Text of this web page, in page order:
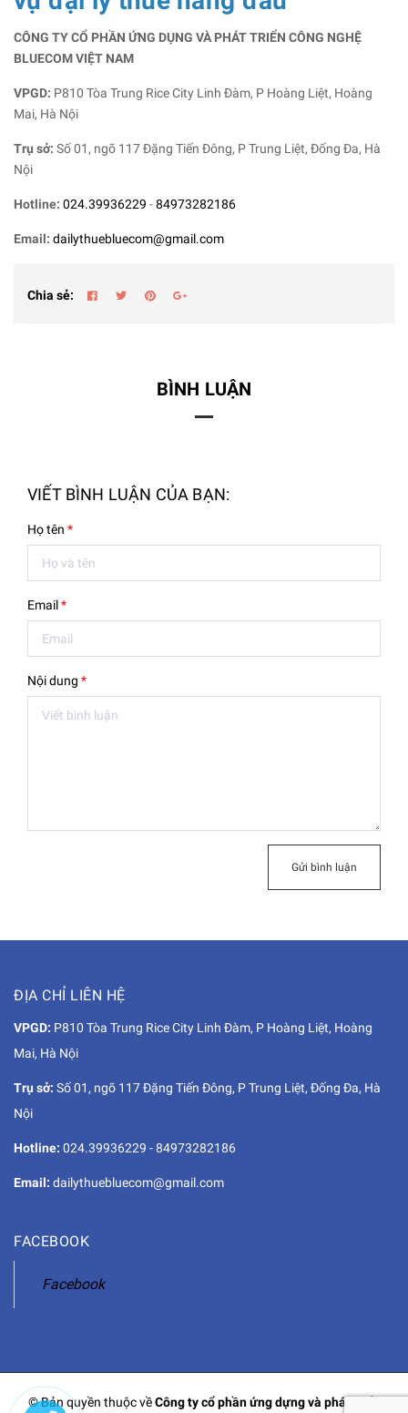
CÔNG TY CỔ PHẦN ỨNG DỤNG VÀ PHÁT TRIỂN CÔNG NGHỆ
BLUECOM VIỆT NAM
VPGD: P810 Tòa Trung Rice City Linh Đàm, P Hoàng Liệt, Hoàng
Mai, Hà Nội
Trụ sở: Số 01, ngõ 117 Đặng Tiến Đông, P Trung Liệt, Đống Đa, Hà
Nội
Hotline: 024.39936229 -84973282186
Email: dailythuebluecom@gmail.com
Chia sẻ:
BÌNH LUẬN
VIẾT BÌNH LUẬN CỦA BẠN:
Họ tên *
Email*
Nội dung *
Gửi bình luận
ĐỊA CHỈ LIÊN HỆ
VPGD: P810 Tòa Trung Rice City Linh Đàm, P Hoàng Liệt, Hoàng
Mai, Hà Nội
Trụ sở: Số 01, ngõ 117 Đặng Tiến Đông, P Trung Liệt, Đống Đa, Hà
Nội
Hotline: 024.39936229 -84973282186
Email: dailythuebluecom@gmail.com
FACEBOOK
Facebook
© Bản quyền thuộc vềCông ty cổ phần ứng dựng và phát triển